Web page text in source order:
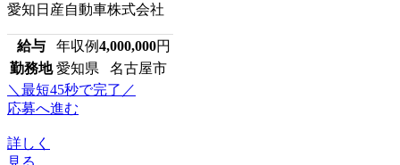
愛知日産自動車株式会社
給与 年収例4,000,000円
勤務地 愛知県 名古屋市
＼最短45秒で完了／
応募へ進む
詳しく
見る